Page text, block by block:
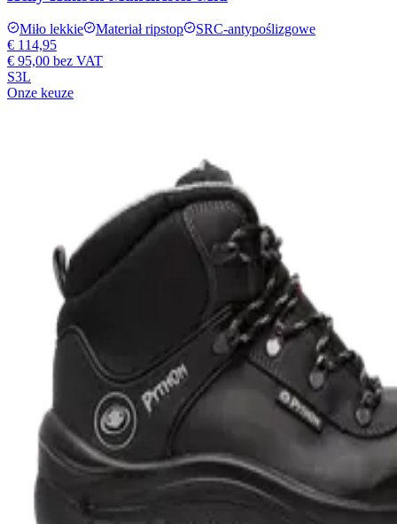
Miło lekkie Materiał ripstop
SRC-antypoślizgowe
€ 114,95
€ 95,00 bez VAT
S3L
Onze keuze